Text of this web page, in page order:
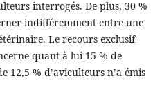
interrogés. De plus, 30 %
indifféremment entre une
Le recours exclusif
quant à lui 15 % de
12,5 % d’aviculteurs n’a émis